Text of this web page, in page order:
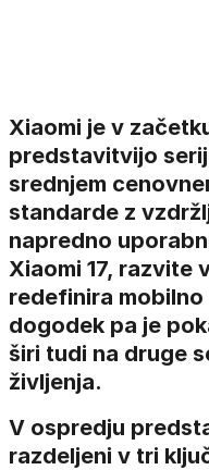
Xiaomi je v
predstavitvijo
srednjem
standarde z
napredno
Xiaomi 17, razvite
redefinira
dogodek pa je
širi tudi na druge
življenja.
V ospredju
razdeljeni v tri